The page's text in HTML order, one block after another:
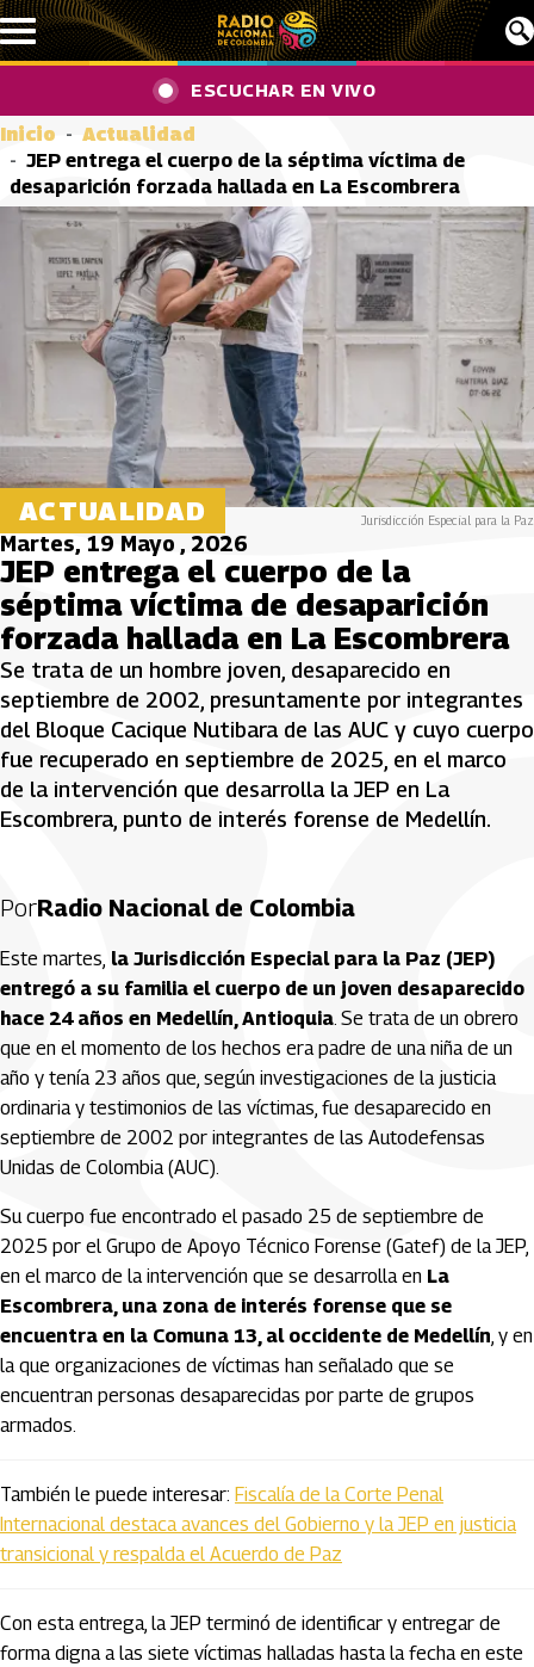
Pasar al contenido principal
ESCUCHAR EN VIVO
Inicio
Actualidad
JEP entrega el cuerpo de la séptima víctima de
desaparición forzada hallada en La Escombrera
ACTUALIDAD Jurisdicción Especial para la Paz
Martes, 19 Mayo , 2026
JEP entrega el cuerpo de la
séptima víctima de desaparición
forzada hallada en La Escombrera
Se trata de un hombre joven, desaparecido en
septiembre de 2002, presuntamente por integrantes
del Bloque Cacique Nutibara de las AUC y cuyo cuerpo
fue recuperado en septiembre de 2025, en el marco
de la intervención que desarrolla la JEP en La
Escombrera, punto de interés forense de Medellín.
PorRadio Nacional de Colombia
Este martes, la Jurisdicción Especial para la Paz (JEP)
entregó a su familia el cuerpo de un joven desaparecido
hace 24 años en Medellín, Antioquia. Se trata de un obrero
que en el momento de los hechos era padre de una niña de un
año y tenía 23 años que, según investigaciones de la justicia
ordinaria y testimonios de las víctimas, fue desaparecido en
septiembre de 2002 por integrantes de las Autodefensas
Unidas de Colombia (AUC).
Su cuerpo fue encontrado el pasado 25 de septiembre de
2025 por el Grupo de Apoyo Técnico Forense (Gatef) de la JEP,
en el marco de la intervención que se desarrolla en La
Escombrera, una zona de interés forense que se
encuentra en la Comuna 13, al occidente de Medellín, y en
la que organizaciones de víctimas han señalado que se
encuentran personas desaparecidas por parte de grupos
armados.
También le puede interesar: Fiscalía de la Corte Penal
Internacional destaca avances del Gobierno y la JEP en justicia
transicional y respalda el Acuerdo de Paz
Con esta entrega, la JEP terminó de identificar y entregar de
forma digna a las siete víctimas halladas hasta la fecha en este